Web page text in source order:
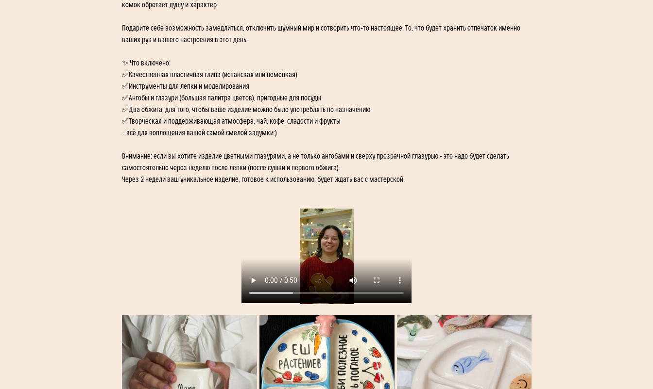
комок обретает душу и характер.
Подарите себе возможность замедлиться, отключить шумный мир и сотворить что-то настоящее. То, что будет хранить отпечаток именно
ваших рук и вашего настроения в этот день.
✨ Что включено:
✅Качественная пластичная глина (испанская или немецкая)
✅Инструменты для лепки и моделирования
✅Ангобы и глазури (большая палитра цветов), пригодные для посуды
✅Два обжига, для того, чтобы ваше изделие можно было употреблять по назначению
✅Творческая и поддерживающая атмосфера, чай, кофе, сладости и фрукты
...всё для воплощения вашей самой смелой задумки:)
Внимание: если вы хотите изделие цветными глазурями, а не только ангобами и сверху прозрачной глазурью - это надо будет сделать
самостоятельно через неделю после лепки (после сушки и первого обжига).
Через 2 недели ваш уникальное изделие, готовое к использованию, будет ждать вас с мастерской.